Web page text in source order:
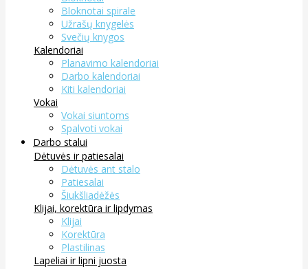
Bloknotai spirale
Užrašų knygelės
Svečių knygos
Kalendoriai
Planavimo kalendoriai
Darbo kalendoriai
Kiti kalendoriai
Vokai
Vokai siuntoms
Spalvoti vokai
Darbo stalui
Dėtuvės ir patiesalai
Dėtuvės ant stalo
Patiesalai
Šiukšliadėžės
Klijai, korektūra ir lipdymas
Klijai
Korektūra
Plastilinas
Lapeliai ir lipni juosta